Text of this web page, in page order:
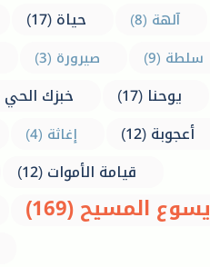
آلهة (8) حياة (17)
سلطة (9) صيرورة (3)
يوحنا (17) خبزك الحي
أعجوبة (12) إغاثة (4)
قيامة الأموات (12)
يسوع المسيح (169)